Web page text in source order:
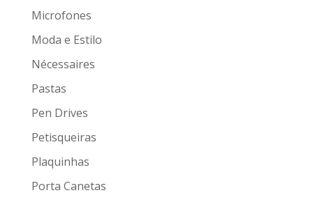
Microfones
Moda e Estilo
Nécessaires
Pastas
Pen Drives
Petisqueiras
Plaquinhas
Porta Canetas